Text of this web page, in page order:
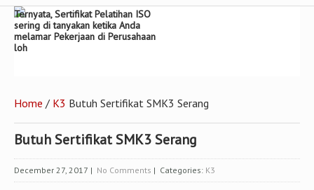
Ternyata, Sertifikat Pelatihan ISO
sering di tanyakan ketika Anda
melamar Pekerjaan di Perusahaan
loh
Home / K3 Butuh Sertifikat SMK3 Serang
Butuh Sertifikat SMK3 Serang
December 27, 2017 | No Comments | Categories: K3